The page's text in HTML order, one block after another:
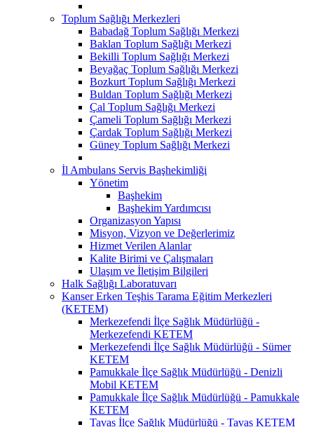
Toplum Sağlığı Merkezleri
Babadağ Toplum Sağlığı Merkezi
Baklan Toplum Sağlığı Merkezi
Bekilli Toplum Sağlığı Merkezi
Beyağaç Toplum Sağlığı Merkezi
Bozkurt Toplum Sağlığı Merkezi
Buldan Toplum Sağlığı Merkezi
Çal Toplum Sağlığı Merkezi
Çameli Toplum Sağlığı Merkezi
Çardak Toplum Sağlığı Merkezi
Güney Toplum Sağlığı Merkezi
İl Ambulans Servis Başhekimliği
Yönetim
Başhekim
Başhekim Yardımcısı
Organizasyon Yapısı
Misyon, Vizyon ve Değerlerimiz
Hizmet Verilen Alanlar
Kalite Birimi ve Çalışmaları
Ulaşım ve İletişim Bilgileri
Halk Sağlığı Laboratuvarı
Kanser Erken Teşhis Tarama Eğitim Merkezleri
(KETEM)
Merkezefendi İlçe Sağlık Müdürlüğü -
Merkezefendi KETEM
Merkezefendi İlçe Sağlık Müdürlüğü - Sümer
KETEM
Pamukkale İlçe Sağlık Müdürlüğü - Denizli
Mobil KETEM
Pamukkale İlçe Sağlık Müdürlüğü - Pamukkale
KETEM
Tavas İlçe Sağlık Müdürlüğü - Tavas KETEM